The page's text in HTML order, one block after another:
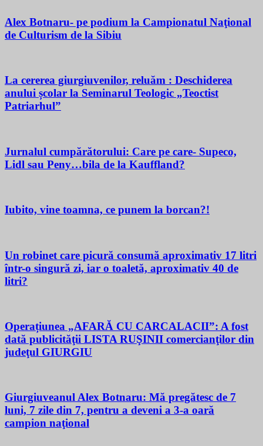
Alex Botnaru- pe podium la Campionatul Naţional
de Culturism de la Sibiu
La cererea giurgiuvenilor, reluăm : Deschiderea
anului școlar la Seminarul Teologic „Teoctist
Patriarhul”
Jurnalul cumpărătorului: Care pe care- Supeco,
Lidl sau Peny…bila de la Kauffland?
Iubito, vine toamna, ce punem la borcan?!
Un robinet care picură consumă aproximativ 17 litri
într-o singură zi, iar o toaletă, aproximativ 40 de
litri?
Operațiunea „AFARĂ CU CARCALACII”: A fost
dată publicităţii LISTA RUŞINII comercianţilor din
judeţul GIURGIU
Giurgiuveanul Alex Botnaru: Mă pregătesc de 7
luni, 7 zile din 7, pentru a deveni a 3-a oară
campion naţional